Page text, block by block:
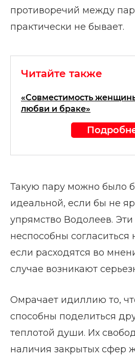
противоречий между
практически не бывает.
Читайте также
«Совместимость
любви и браке»
Такую пару можно было
идеальной, если бы не
упрямство Водолеев.
неспособны согласиться
если расходятся во
случае возникают
Омрачает идиллию то,
способны поделиться
теплотой души. Их
наличия закрытых сфер